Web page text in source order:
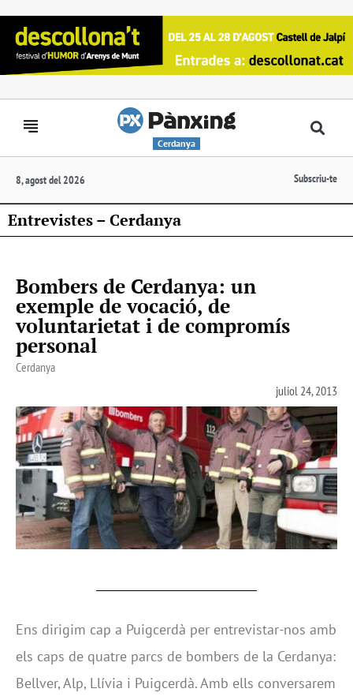
Cerdanya
8, agost del 2026 Subscriu-te
Entrevistes – Cerdanya
Bombers de Cerdanya: un
exemple de vocació, de
voluntarietat i de compromís
personal
Cerdanya
juliol 24, 2013
Ens dirigim cap a Puigcerdà per entrevistar-nos amb
els caps de quatre parcs de bombers de la Cerdanya:
Bellver, Alp, Llívia i Puigcerdà. Amb ells conversarem